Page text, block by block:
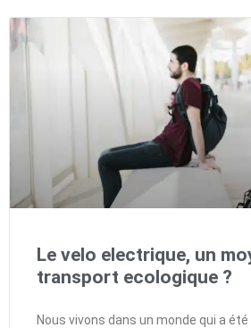
Le velo electrique, un
transport ecologique ?
Nous vivons dans un monde qui a